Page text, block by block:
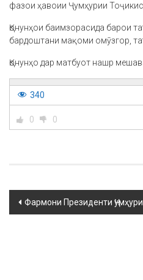
фазои ҳавоии Ҷумҳурии
Қонунҳои баимзорасида барои
бардоштани мақоми омӯзгор,
Қонунҳо дар матбуот нашр
340
0 0
Фармони Президенти